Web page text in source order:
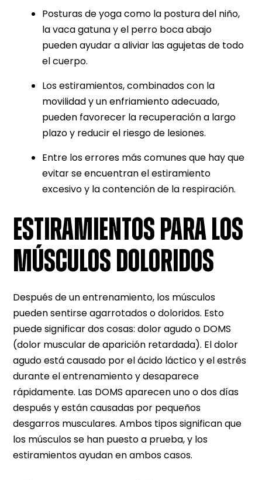
Posturas de yoga como la postura del niño,
la vaca gatuna y el perro boca abajo
pueden ayudar a aliviar las agujetas de todo
el cuerpo.
Los estiramientos, combinados con la
movilidad y un enfriamiento adecuado,
pueden favorecer la recuperación a largo
plazo y reducir el riesgo de lesiones.
Entre los errores más comunes que hay que
evitar se encuentran el estiramiento
excesivo y la contención de la respiración.
ESTIRAMIENTOS PARA LOS
MÚSCULOS DOLORIDOS
Después de un entrenamiento, los músculos
pueden sentirse agarrotados o doloridos. Esto
puede significar dos cosas: dolor agudo o DOMS
(dolor muscular de aparición retardada). El dolor
agudo está causado por el ácido láctico y el estrés
durante el entrenamiento y desaparece
rápidamente. Las DOMS aparecen uno o dos días
después y están causadas por pequeños
desgarros musculares. Ambos tipos significan que
los músculos se han puesto a prueba, y los
estiramientos ayudan en ambos casos.